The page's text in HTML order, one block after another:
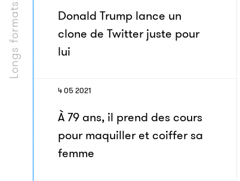
Longs formats
Donald Trump lance un
clone de Twitter juste pour
lui
4 05 2021
À 79 ans, il prend des cours
pour maquiller et coiffer sa
femme